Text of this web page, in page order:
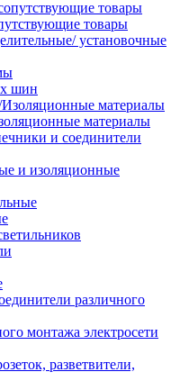
товары
установочные
шин
материалы
и соединители
и изоляционные
различного
монтажа электросети